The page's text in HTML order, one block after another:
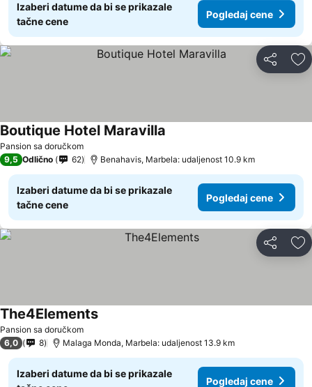
Izaberi datume da bi se prikazale
tačne cene
Pogledaj cene
Deli
Pansion sa doručkom
Boutique Hotel Maravilla
9,5 Odlično 62 Benahavis, Marbela: udaljenost 10.9 km
Izaberi datume da bi se prikazale
tačne cene
Pogledaj cene
Deli
Pansion sa doručkom
The4Elements
6,0 8 Malaga Monda, Marbela: udaljenost 13.9 km
Izaberi datume da bi se prikazale
Pogledaj cene